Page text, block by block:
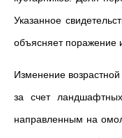
Указанное
объясняет поражение
Изменение
за счет
направленным на